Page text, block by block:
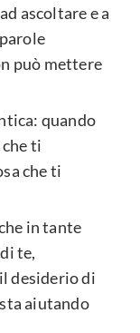
ascoltare e a
può mettere
quando
ti
che ti
in tante
te,
desiderio di
aiutando